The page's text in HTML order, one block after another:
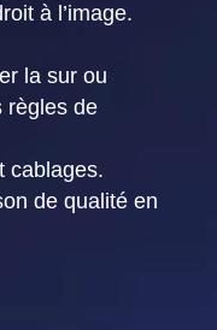
à l’image.
la sur ou
règles de
cablages.
de qualité en